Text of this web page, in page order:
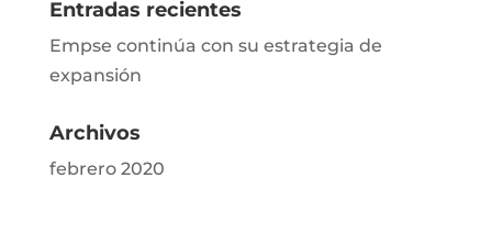
Entradas recientes
Empse continúa con su estrategia de
expansión
Archivos
febrero 2020